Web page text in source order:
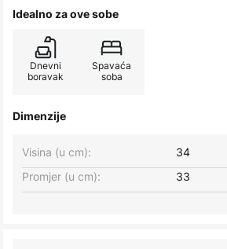
Idealno za ove sobe
Dnevni
boravak
Spavaća
soba
Dimenzije
Visina (u cm):
34
Promjer (u cm):
33